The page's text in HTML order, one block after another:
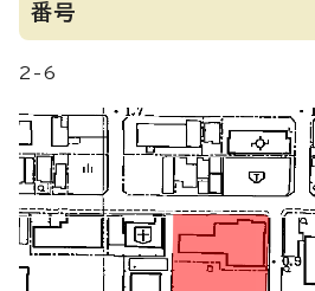
番号
2-6